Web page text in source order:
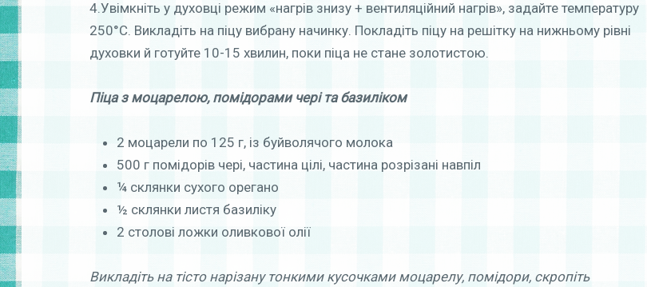
4.Увімкніть у духовці режим «нагрів знизу + вентиляційний нагрів», задайте температуру
250°С. Викладіть на піцу вибрану начинку. Покладіть піцу на решітку на нижньому рівні
духовки й готуйте 10-15 хвилин, поки піца не стане золотистою.
Піца з моцарелою, помідорами чері та базиліком
2 моцарели по 125 г, із буйволячого молока
500 г помідорів чері, частина цілі, частина розрізані навпіл
¼ склянки сухого орегано
½ склянки листя базиліку
2 столові ложки оливкової олії
Викладіть на тісто нарізану тонкими кусочками моцарелу, помідори, скропіть